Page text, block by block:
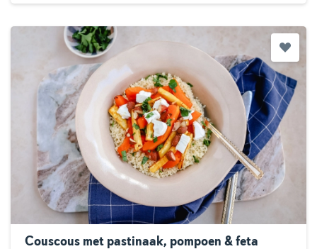
Couscous met pastinaak, pompoen & feta